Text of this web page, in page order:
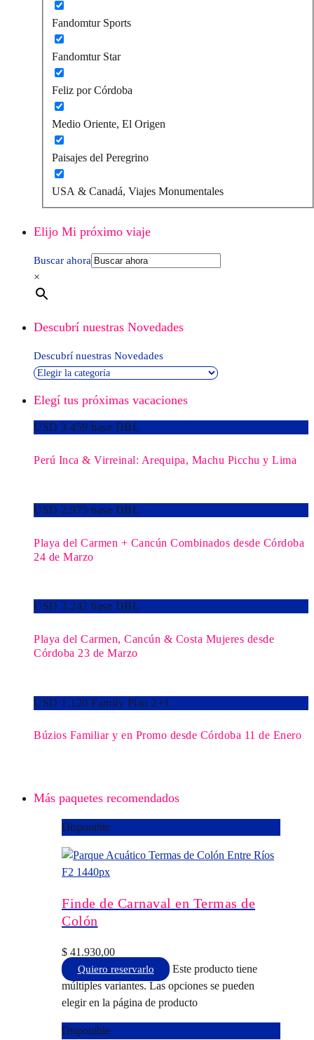
Fandomtur Sports
Fandomtur Star
Feliz por Córdoba
Medio Oriente, El Origen
Paisajes del Peregrino
USA & Canadá, Viajes Monumentales
Elijo Mi próximo viaje
Buscar ahora
×
Descubrí nuestras Novedades
Descubrí nuestras Novedades
Elegí tus próximas vacaciones
USD 3.459 base DBL
Perú Inca & Virreinal: Arequipa, Machu Picchu y Lima
USD 2.975 base DBL
Playa del Carmen + Cancún Combinados desde Córdoba
24 de Marzo
USD 3.242 base DBL
Playa del Carmen, Cancún & Costa Mujeres desde
Córdoba 23 de Marzo
USD 1.120 Family Plan 2+1
Búzios Familiar y en Promo desde Córdoba 11 de Enero
Más paquetes recomendados
Disponible
Finde de Carnaval en Termas de
Colón
$ 41.930,00
Quiero reservarlo
Este producto tiene
múltiples variantes. Las opciones se pueden
elegir en la página de producto
Disponible